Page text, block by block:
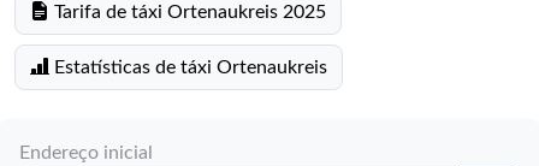
Tarifa de táxi Ortenaukreis 2025
Estatísticas de táxi Ortenaukreis
Endereço inicial